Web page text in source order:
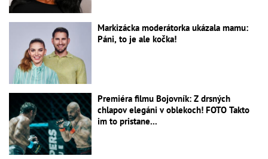
Markizácka moderátorka ukázala mamu:
Páni, to je ale kočka!
Premiéra filmu Bojovník: Z drsných
chlapov elegáni v oblekoch! FOTO Takto
im to pristane...